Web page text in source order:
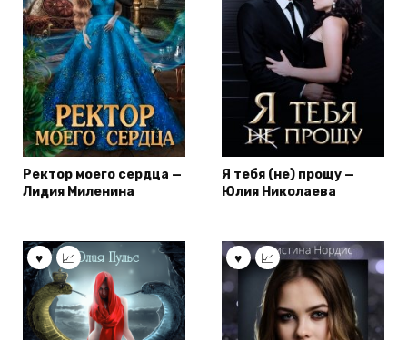
Ректор моего сердца —
Лидия Миленина
Я тебя (не) прощу —
Юлия Николаева